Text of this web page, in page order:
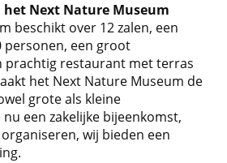
het Next Nature Museum
beschikt over 12 zalen, een
een groot
prachtig restaurant met terras
het Next Nature Museum de
grote als kleine
een zakelijke bijeenkomst,
wij bieden een